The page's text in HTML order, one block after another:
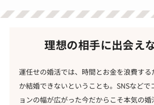
理想の相手に出会え
運任せの婚活では、時間とお金を浪費する
か結婚できないということも。SNSなどで
ョンの幅が広がった今だからこそ本気の